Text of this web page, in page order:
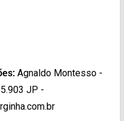
Agnaldo Montesso -
JP -